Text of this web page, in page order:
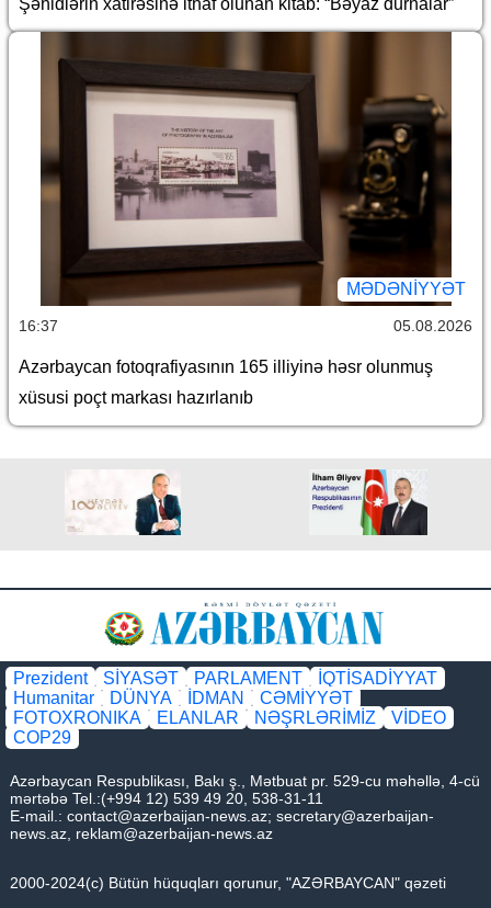
Şəhidlərin xatirəsinə ithaf olunan kitab: “Bəyaz durnalar”
MƏDƏNIYYƏT
16:37 05.08.2026
Azərbaycan fotoqrafiyasının 165 illiyinə həsr olunmuş
xüsusi poçt markası hazırlanıb
Prezident SİYASƏT PARLAMENT
İQTİSADİYYAT
Humanitar
DÜNYA İDMAN
CƏMİYYƏT
FOTOXRONIKA
ELANLAR NƏŞRLƏRİMİZ
VİDEO
COP29
Azərbaycan Respublikası, Bakı ş., Mətbuat pr. 529-cu məhəllə, 4-cü
mərtəbə Tel.:(+994 12) 539 49 20, 538-31-11
E-mail.: contact@azerbaijan-news.az; secretary@azerbaijan-
news.az reklam@azerbaijan-news.az
2000-2024(c) Bütün hüquqları qorunur, "AZƏRBAYCAN" qəzeti